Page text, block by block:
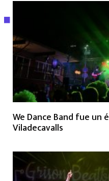
We Dance Band fue un
Viladecavalls